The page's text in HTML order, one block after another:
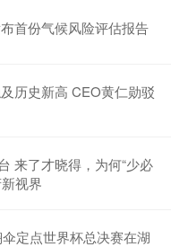
首份气候风险评估报告
历史新高 CEO黄仁勋驳
来了才晓得，为何“少必
视界
定点世界杯总决赛在湖